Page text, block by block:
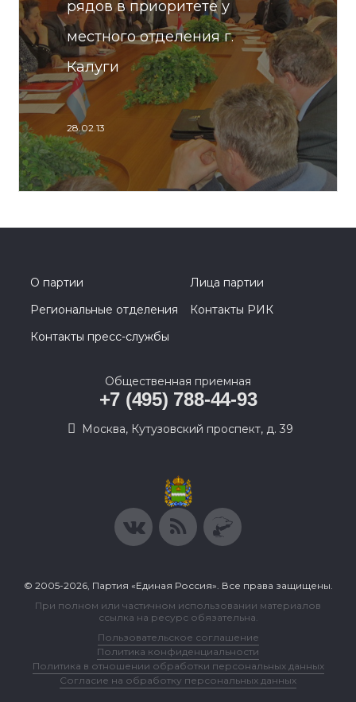
рядов в приоритете у
местного отделения г.
Калуги
28.02.13
О партии
Лица партии
Региональные отделения
Контакты РИК
Контакты пресс-службы
Общественная приемная
+7 (495) 788-44-93
Москва, Кутузовский проспект, д. 39
© 2005-2026, Партия «Единая Россия». Все права защищены.
При полном или частичном использовании материалов
ссылка на ресурс обязательна.
Пользовательское соглашение
Политика конфиденциальности
Политика в отношении обработки персональных данных
Согласие на обработку персональных данных